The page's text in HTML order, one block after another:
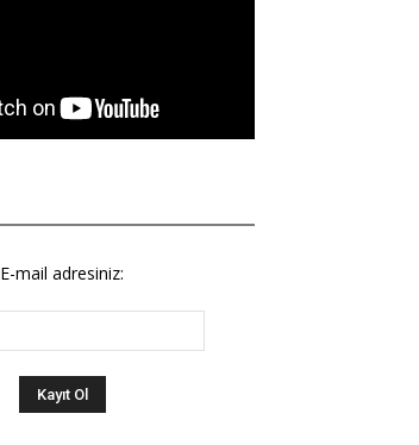
E-mail adresiniz: